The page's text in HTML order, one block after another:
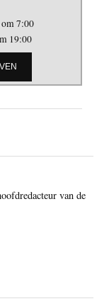
om 7:00
19:00
van de